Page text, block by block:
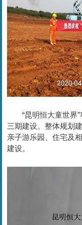
“昆明恒大童世界”
三期建设。整体规划
亲子游乐园、住宅及
建设。